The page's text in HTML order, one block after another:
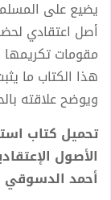
ﻳﻀﯿﻊ ﻋﻠﻰ
أﺻﻞ اﻋﺘﻘﺎدي
ھﺬا اﻟﻜﺘﺎب ﻣﺎ
وﻳﻮﺿﺢ ﻋﻼﻗﺘﻪ
تحميل كتاب
أحمد الدسوقي